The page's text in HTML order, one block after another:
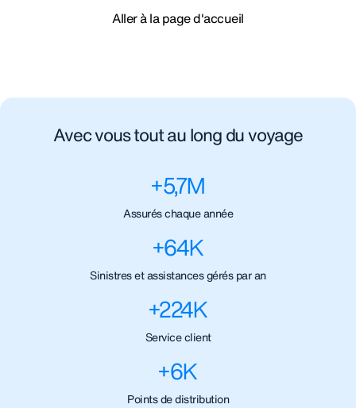
Aller à la page d'accueil
Avec vous tout au long du voyage
+5,7M
Assurés chaque année
+64K
Sinistres et assistances gérés par an
+224K
Service client
+6K
Points de distribution